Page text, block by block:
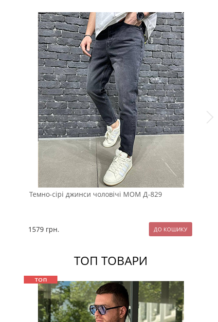
Темно-сірі джинси чоловічі МОМ Д-829
1579 грн.
ТОП ТОВАРИ